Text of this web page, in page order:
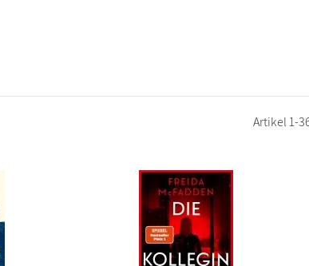
Artikel1-